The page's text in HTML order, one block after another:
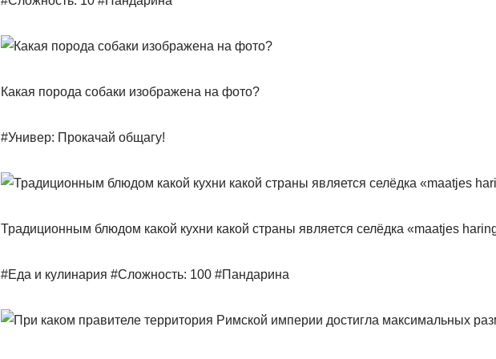
Какая порода собаки изображена на фото?
#Универ: Прокачай общагу!
Традиционным блюдом какой кухни какой страны является селёдка «maatjes
#Еда и кулинария #Сложность: 100 #Пандарина